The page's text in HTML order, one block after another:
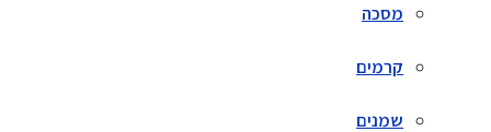
מסכה
קרמים
שמנים